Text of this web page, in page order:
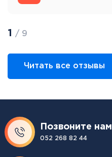
1 / 9
Читать все отзывы
Позвоните нам
052 268 82 44